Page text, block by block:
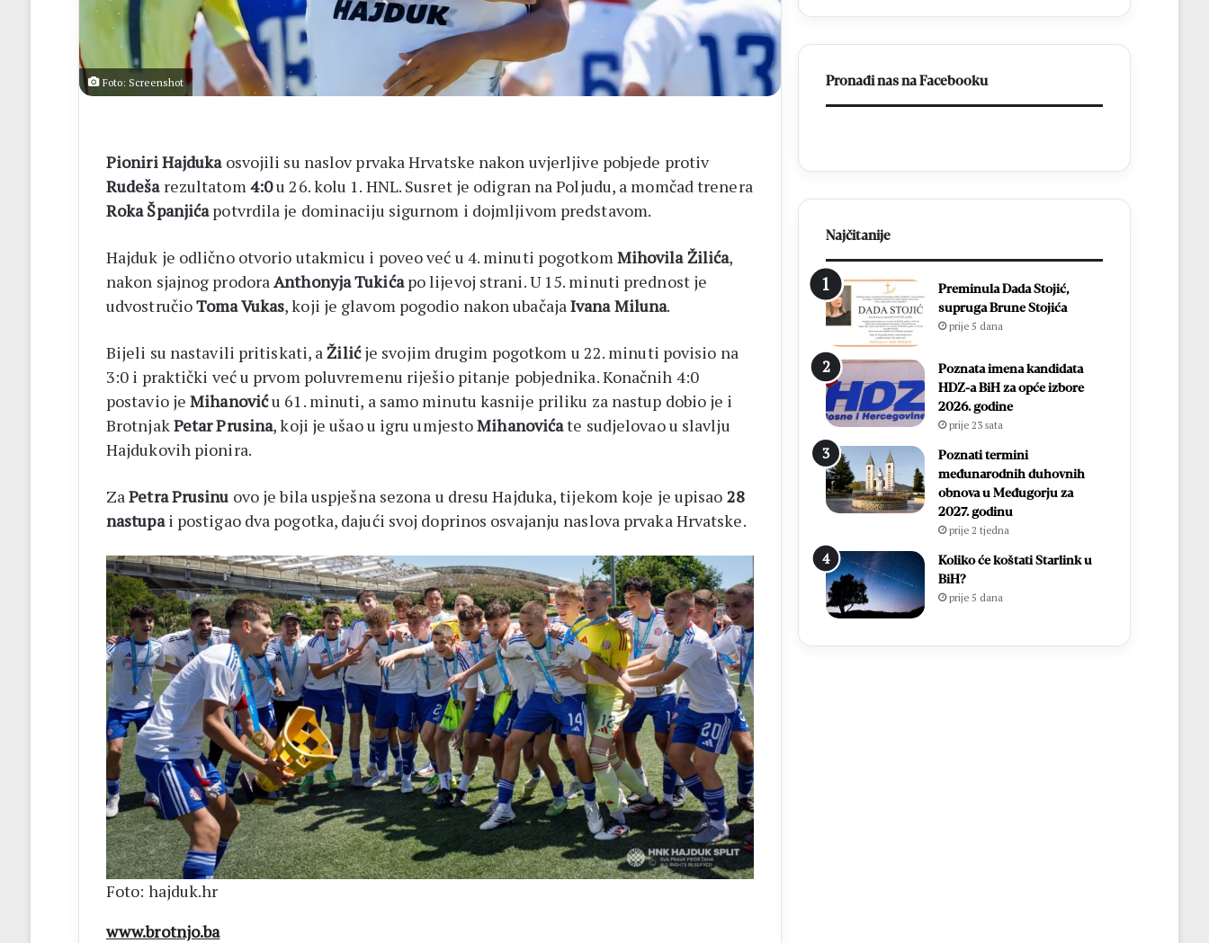
Foto: Screenshot
Pioniri Hajdukaosvojili su naslov prvaka Hrvatske nakon uvjerljive pobjede protiv
Rudešarezultatom 4:0u 26. kolu 1. HNL. Susret je odigran na Poljudu, a momčad trenera
Roka Španjićapotvrdila je dominaciju sigurnom i dojmljivom predstavom.
Hajduk je odlično otvorio utakmicu i poveo već u 4. minuti pogotkom Mihovila Žilića,
nakon sjajnog prodoraAnthonyja Tukićapo lijevoj strani. U 15. minuti prednost je
udvostručioToma Vukas, koji je glavom pogodio nakon ubačajaIvana Miluna.
Bijeli su nastavili pritiskati, aŽilićje svojim drugim pogotkom u 22. minuti povisio na
3:0 i praktički već u prvom poluvremenu riješio pitanje pobjednika. Konačnih 4:0
postavio jeMihanoviću 61. minuti, a samo minutu kasnije priliku za nastup dobio je i
BrotnjakPetar Prusina, koji je ušao u igru umjestoMihanovićate sudjelovao u slavlju
Hajdukovih pionira.
ZaPetra Prusinu ovo je bila uspješna sezona u dresu Hajduka, tijekom koje je upisao 28
nastupai postigao dva pogotka, dajući svoj doprinos osvajanju naslova prvaka Hrvatske.
Foto: hajduk.hr
www.brotnjo.ba
14
biskupa
Pronađi nas na Facebooku
Najčitanije
Preminula Dada Stojić,
supruga Brune Stojića
prije 5 dana
Poznata imena kandidata
HDZ-a BiH za opće izbore
2026. godine
prije 23 sata
Poznati termini
međunarodnih duhovnih
obnova u Međugorju za
2027. godinu
prije 2 tjedna
Koliko će koštati Starlink u
BiH?
prije 5 dana